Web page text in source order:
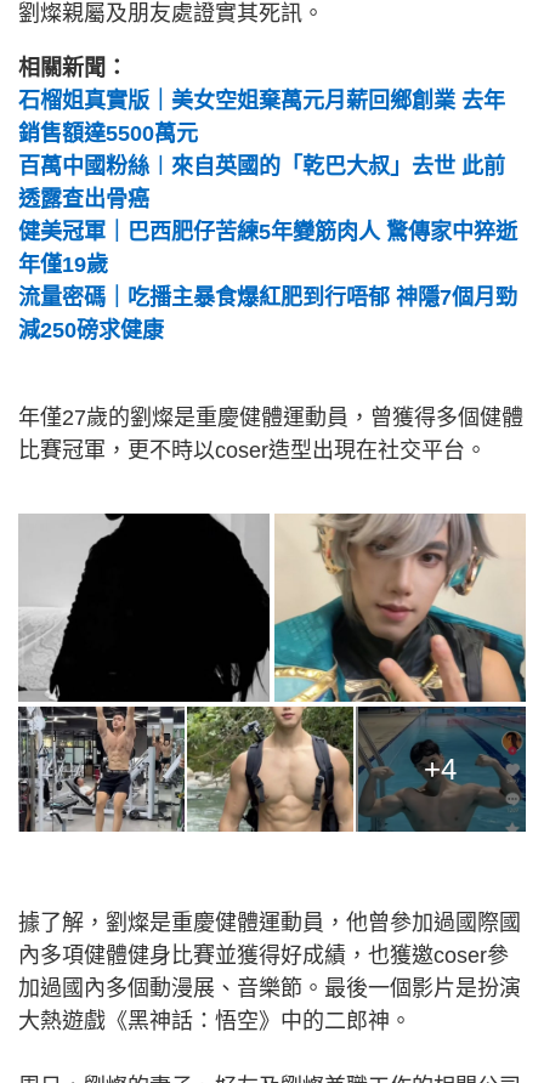
劉燦親屬及朋友處證實其死訊。
相關新聞：
石榴姐真實版｜美女空姐棄萬元月薪回鄉創業 去年
銷售額達5500萬元
百萬中國粉絲︱來自英國的「乾巴大叔」去世 此前
透露查出骨癌
健美冠軍｜巴西肥仔苦練5年變筋肉人 驚傳家中猝逝
年僅19歲
流量密碼｜吃播主暴食爆紅肥到行唔郁 神隱7個月勁
減250磅求健康
年僅27歲的劉燦是重慶健體運動員，曾獲得多個健體
比賽冠軍，更不時以coser造型出現在社交平台。
+4
據了解，劉燦是重慶健體運動員，他曾參加過國際國
內多項健體健身比賽並獲得好成績，也獲邀coser參
加過國內多個動漫展、音樂節。最後一個影片是扮演
大熱遊戲《黑神話：悟空》中的二郎神。